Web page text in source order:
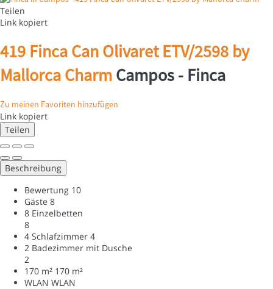
Teilen
Link kopiert
419 Finca Can Olivaret ETV/2598 by
Mallorca CharmCampos - Finca
Zu meinen Favoriten hinzufügen
Link kopiert
Teilen
Beschreibung
Bewertung 10
Gäste 8
8 Einzelbetten
8
4 Schlafzimmer 4
2 Badezimmer mit Dusche
2
170 m² 170 m²
WLAN WLAN